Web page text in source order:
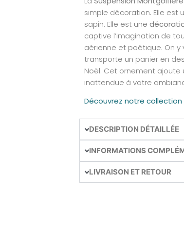
simple décoration. Elle est
sapin. Elle est une
captive l’imagination de
aérienne et poétique. On y
transporte un panier en
Noël. Cet ornement ajoute
inattendue à votre
Découvrez notre
DESCRIPTION DÉTAILLÉE
INFORMATIONS
LIVRAISON ET RETOUR